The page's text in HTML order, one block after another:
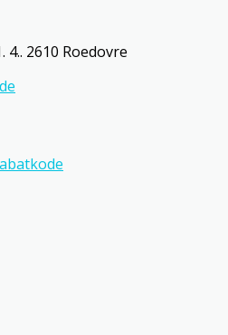
4.. 2610 Roedovre